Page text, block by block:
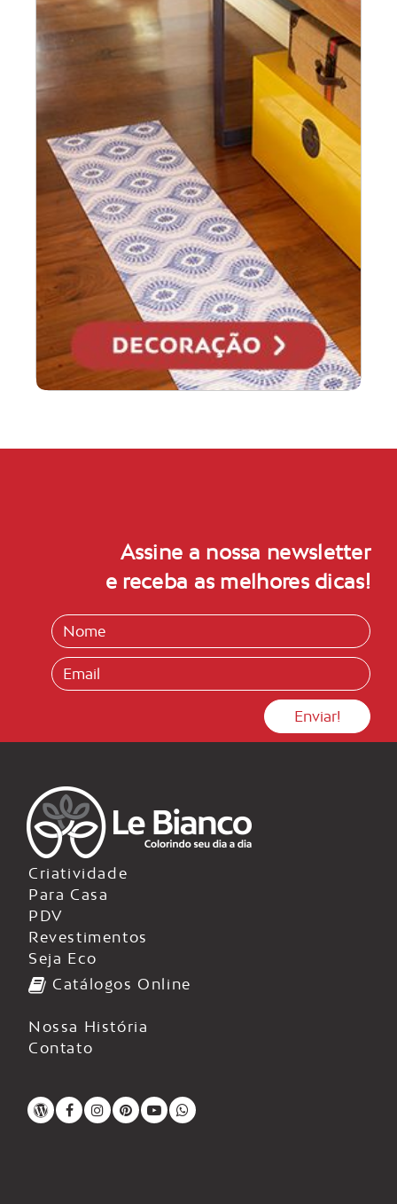
Assine a nossa newsletter
e receba as melhores dicas!
Criatividade
Para Casa
PDV
Revestimentos
Seja Eco
Catálogos Online
Nossa História
Contato